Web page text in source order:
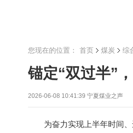
您现在的位置： 首页 煤炭 综
锚定“双过半”
2026-06-08 10:41:39 宁夏煤业之声
为奋力实现上半年时间